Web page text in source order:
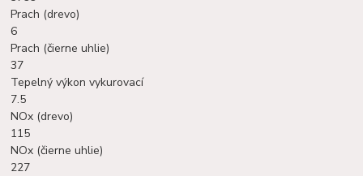
Prach (drevo)
6
Prach (čierne uhlie)
37
Tepelný výkon vykurovací
7.5
NOx (drevo)
115
NOx (čierne uhlie)
227